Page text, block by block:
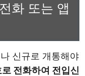
화 또는 앱
신규로 개통해야
전화하여 전입신